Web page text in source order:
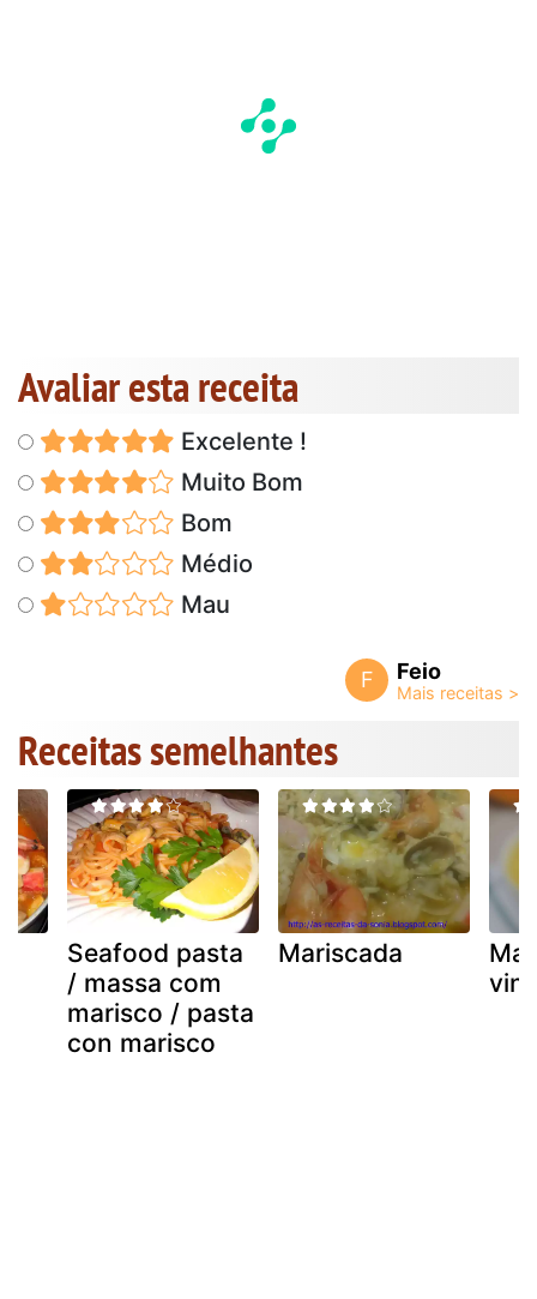
Avaliar esta receita
Excelente !
Muito Bom
Bom
Médio
Mau
F Feio
Receitas semelhantes
Seafood pasta
/ massa com
marisco / pasta
con marisco
Mariscada